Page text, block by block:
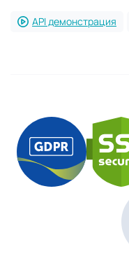
API демонстрация